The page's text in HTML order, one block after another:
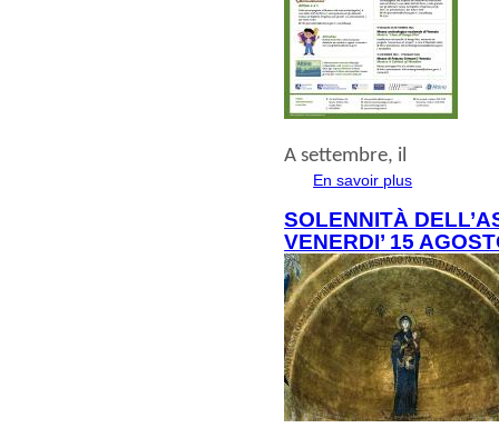
A settembre, il
En savoir plus
SOLENNITÀ
VENERDI’ 15